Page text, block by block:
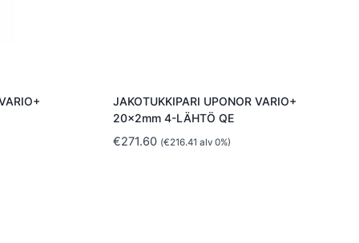
JAKOTUKKIPARI UPONOR VARIO+
20x2mm 4-LÄHTÖ QE
€271.60 (€216.41 alv 0%)